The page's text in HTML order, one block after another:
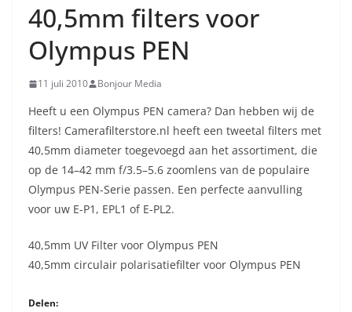
40,5mm filters voor
Olympus PEN
11 juli 2010 Bonjour Media
Heeft u een Olympus PEN camera? Dan hebben wij de
filters! Camerafilterstore.nl heeft een tweetal filters met
40,5mm diameter toegevoegd aan het assortiment, die
op de 14–42 mm f/3.5–5.6 zoomlens van de populaire
Olympus PEN-Serie passen. Een perfecte aanvulling
voor uw E-P1, EPL1 of E-PL2.
40,5mm UV Filter voor Olympus PEN
40,5mm circulair polarisatiefilter voor Olympus PEN
Delen: